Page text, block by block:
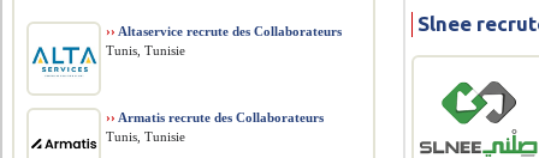
Slnee
›› Altaservice recrute des Collaborateurs
Tunis, Tunisie
›› Armatis recrute des Collaborateurs
Tunis, Tunisie